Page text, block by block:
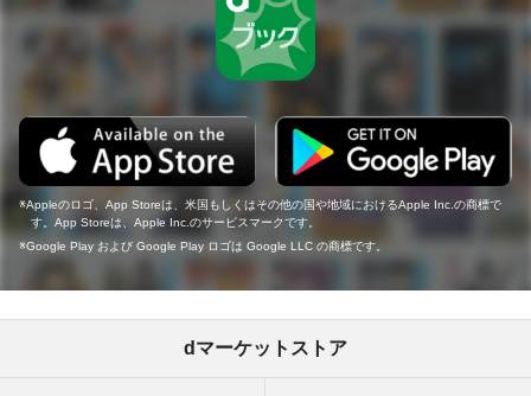
Appleのロゴ、App Storeは、米国もしくはその他の国や地域におけるApple Inc.の商標で
す。App Storeは、Apple Inc.のサービスマークです。
Google Play および Google Play ロゴは Google LLC の商標です。
dマーケットストア